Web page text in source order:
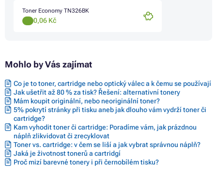
Toner Economy TN326BK
0,06 Kč
Mohlo by Vás zajímat
Co je to toner, cartridge nebo optický válec a k čemu se používají
Jak ušetřit až 80 % za tisk? Řešení: alternativní tonery
Mám koupit originální, nebo neoriginální toner?
5% pokrytí stránky při tisku aneb jak dlouho vám vydrží toner či
cartridge?
Kam vyhodit toner či cartridge: Poradíme vám, jak prázdnou
náplň zlikvidovat či zrecyklovat
Toner vs. cartridge: v čem se liší a jak vybrat správnou náplň?
Jaká je životnost tonerů a cartridgí
Proč mizí barevné tonery i při černobílém tisku?